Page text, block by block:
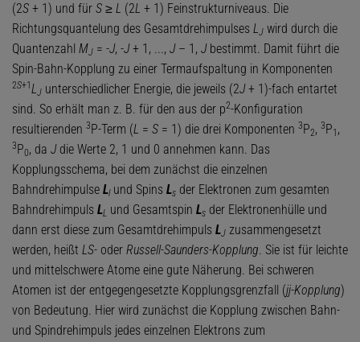
(2S + 1) und für S ≥ L (2L + 1) Feinstrukturniveaus. Die
Richtungsquantelung des Gesamtdrehimpulses LJ wird durch die
Quantenzahl MJ = -J, -J+ 1, ..., J– 1, Jbestimmt. Damit führt die
Spin-Bahn-Kopplung zu einer Termaufspaltung in Komponenten
2S+1 LJ unterschiedlicher Energie, die jeweils (2J+ 1)-fach entartet
sind. So erhält man z. B. für den aus der p2-Konfiguration
resultierenden 3 P-Term (L = S = 1) die drei Komponenten 3 P2, 3 P1 ,
3 P0, da Jdie Werte 2, 1 und 0 annehmen kann. Das
Kopplungsschema, bei dem zunächst die einzelnen
Bahndrehimpulse Llund Spins Ls der Elektronen zum gesamten
Bahndrehimpuls LL und Gesamtspin Ls der Elektronenhülle und
dann erst diese zum Gesamtdrehimpuls LJ zusammengesetzt
werden, heißt LS- oder Russell-Saunders-Kopplung. Sie ist für leichte
und mittelschwere Atome eine gute Näherung. Bei schweren
Atomen ist der entgegengesetzte Kopplungsgrenzfall (jj-Kopplung)
von Bedeutung. Hier wird zunächst die Kopplung zwischen Bahn-
und Spindrehimpuls jedes einzelnen Elektrons zum